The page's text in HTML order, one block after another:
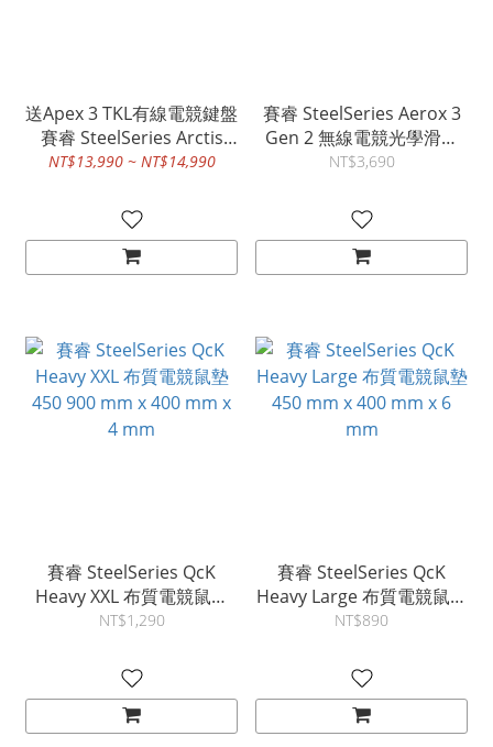
送Apex 3 TKL有線電競鍵盤
賽睿 SteelSeries Arctis
Nova Pro Omni 電競耳機
NT$13,990 ~ NT$14,990
賽睿 SteelSeries Aerox 3
Gen 2 無線電競光學滑鼠
2.4G/藍牙5.0
NT$3,690
賽睿 SteelSeries QcK
Heavy XXL 布質電競鼠墊
450 900 mm x 400 mm x
NT$1,290
賽睿 SteelSeries QcK
Heavy Large 布質電競鼠墊
450 mm x 400 mm x 6
NT$890